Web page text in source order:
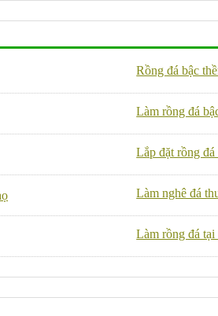
Rồng đá bậc
Làm rồng đá
Lắp đặt rồng đá
Làm nghê đá
Làm rồng đá